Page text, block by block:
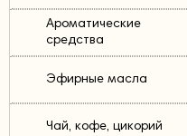
Ароматические
средства
Эфирные масла
Чай, кофе, цикорий